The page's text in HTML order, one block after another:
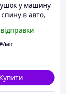
у машину
в авто,
рожеві
₴/міс
Купити